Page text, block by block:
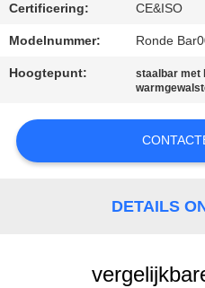
GEVALLEN
SITEMAP
PRIVACY
POLICY
Certificering: CE&ISO
Modelnummer: Ronde
Hoogtepunt: staalbar met
DETAILS